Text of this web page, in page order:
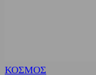
ΚΟΣΜΟΣ